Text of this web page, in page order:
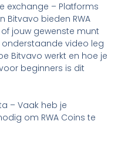
exchange – Platforms
Bitvavo bieden RWA
jouw gewenste munt
onderstaande video leg
Bitvavo werkt en hoe je
beginners is dit
– Vaak heb je
om RWA Coins te